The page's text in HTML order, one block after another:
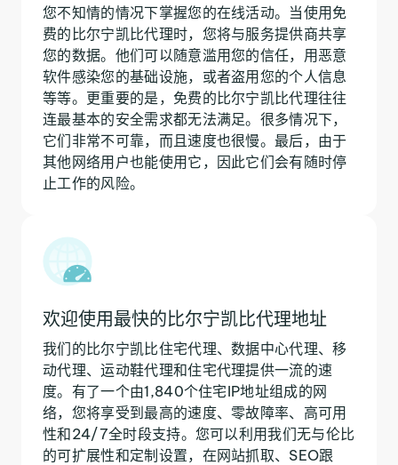
您不知情的情况下掌握您的在线活动。当使用免
费的比尔宁凯比代理时，您将与服务提供商共享
您的数据。他们可以随意滥用您的信任，用恶意
软件感染您的基础设施，或者盗用您的个人信息
等等。更重要的是，免费的比尔宁凯比代理往往
连最基本的安全需求都无法满足。很多情况下，
它们非常不可靠，而且速度也很慢。最后，由于
其他网络用户也能使用它，因此它们会有随时停
止工作的风险。
欢迎使用最快的比尔宁凯比代理地址
我们的比尔宁凯比住宅代理、数据中心代理、移
动代理、运动鞋代理和住宅代理提供一流的速
度。有了一个由1,840个住宅IP地址组成的网
络，您将享受到最高的速度、零故障率、高可用
性和24/7全时段支持。您可以利用我们无与伦比
的可扩展性和定制设置，在网站抓取、SEO跟